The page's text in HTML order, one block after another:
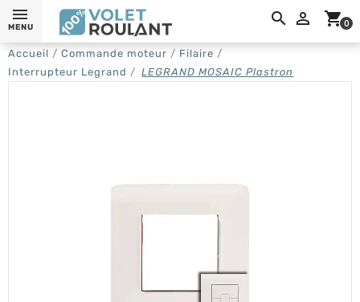
 shopping_cart0
MENU
Accueil Commande moteur
Filaire
Interrupteur Legrand
LEGRAND MOSAIC Plastron